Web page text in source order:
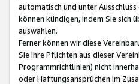
automatisch und unter
können kündigen, indem Sie sich
auswählen.
Ferner können wir diese
Sie Ihre Pflichten aus dieser
Programmrichtlinien) nicht
oder Haftungsansprüchen im